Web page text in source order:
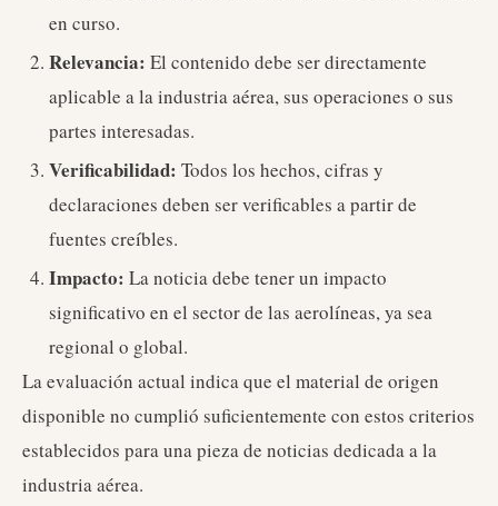
en curso.
Relevancia: El contenido debe ser directamente
aplicable a la industria aérea, sus operaciones o sus
partes interesadas.
Verificabilidad: Todos los hechos, cifras y
declaraciones deben ser verificables a partir de
fuentes creíbles.
Impacto: La noticia debe tener un impacto
significativo en el sector de las aerolíneas, ya sea
regional o global.
La evaluación actual indica que el material de origen
disponible no cumplió suficientemente con estos criterios
establecidos para una pieza de noticias dedicada a la
industria aérea.